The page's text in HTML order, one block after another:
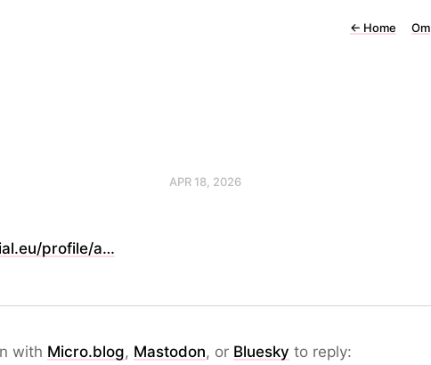
← Home Om
APR 18, 2026
profile/a…
with Micro.blog, Mastodon, or Bluesky to reply: